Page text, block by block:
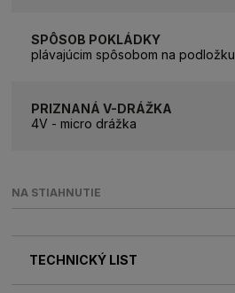
SPÔSOB POKLÁDKY
plávajúcim spôsobom na podložku
PRIZNANÁ V-DRÁŽKA
4V - micro drážka
NA STIAHNUTIE
TECHNICKÝ LIST